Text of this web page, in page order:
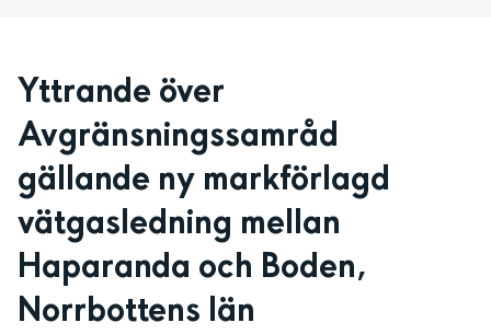
Yttrande över
Avgränsningssamråd
gällande ny markförlagd
vätgasledning mellan
Haparanda och Boden,
Norrbottens län